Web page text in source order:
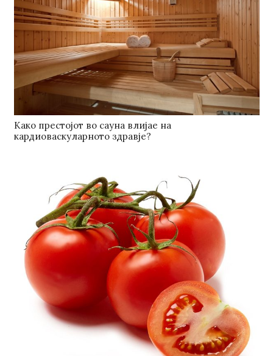
Како престојот во сауна влијае на
кардиоваскуларното здравје?